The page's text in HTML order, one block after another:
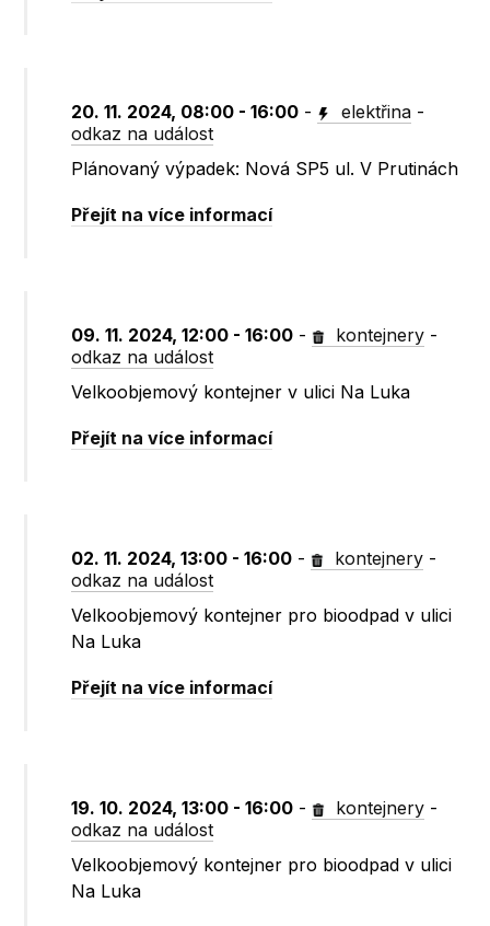
20. 11. 2024, 08:00 - 16:00 - elektřina -
odkaz na událost
Plánovaný výpadek: Nová SP5 ul. V Prutinách
Přejít na více informací
09. 11. 2024, 12:00 - 16:00 - kontejnery -
odkaz na událost
Velkoobjemový kontejner v ulici Na Luka
Přejít na více informací
02. 11. 2024, 13:00 - 16:00 - kontejnery -
odkaz na událost
Velkoobjemový kontejner pro bioodpad v ulici
Na Luka
Přejít na více informací
19. 10. 2024, 13:00 - 16:00 - kontejnery -
odkaz na událost
Velkoobjemový kontejner pro bioodpad v ulici
Na Luka